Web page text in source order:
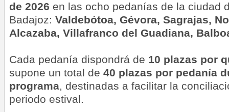
de 2026 en las ocho pedanías de la ciudad
Badajoz: Valdebótoa, Gévora, Sagrajas,
Alcazaba, Villafranco del Guadiana,
Cada pedanía dispondrá de 10 plazas por
supone un total de 40 plazas por pedanía
programa, destinadas a facilitar la
periodo estival.